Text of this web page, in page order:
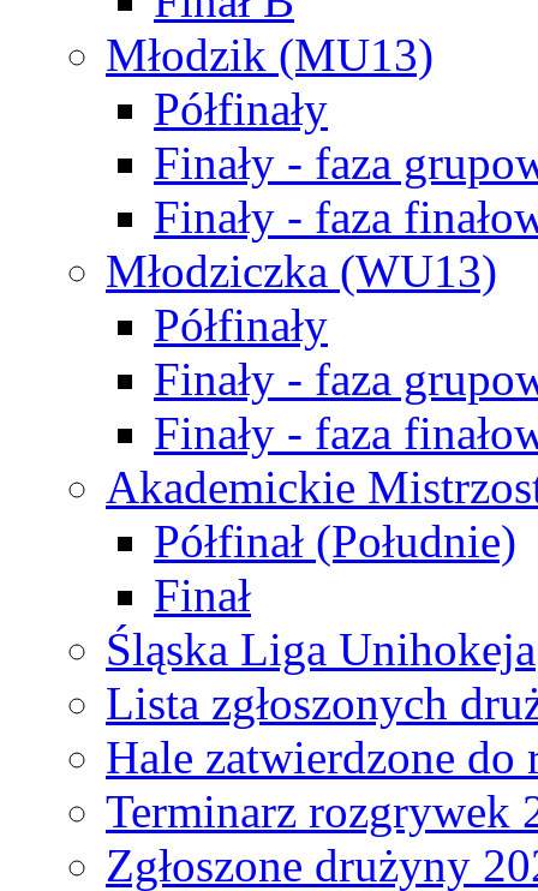
Młodzik (MU13)
Półfinały
Finały - faza
Finały - faza
Młodziczka (WU13)
Półfinały
Finały - faza
Finały - faza
Akademickie
Półfinał (Południe)
Finał
Śląska Liga Unihokeja
Lista zgłoszonych
Hale zatwierdzone do
Terminarz rozgrywek
Zgłoszone drużyny